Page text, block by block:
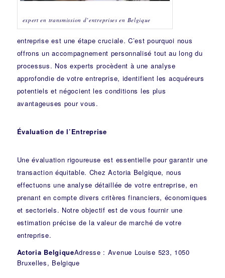
expert en transmission d’entreprises en Belgique
entreprise est une étape cruciale. C’est pourquoi nous
offrons un accompagnement personnalisé tout au long du
processus. Nos experts procèdent à une analyse
approfondie de votre entreprise, identifient les acquéreurs
potentiels et négocient les conditions les plus
avantageuses pour vous.
Évaluation de l’Entreprise
Une évaluation rigoureuse est essentielle pour garantir une
transaction équitable. Chez Actoria Belgique, nous
effectuons une analyse détaillée de votre entreprise, en
prenant en compte divers critères financiers, économiques
et sectoriels. Notre objectif est de vous fournir une
estimation précise de la valeur de marché de votre
entreprise.
Actoria BelgiqueAdresse : Avenue Louise 523, 1050
Bruxelles, Belgique